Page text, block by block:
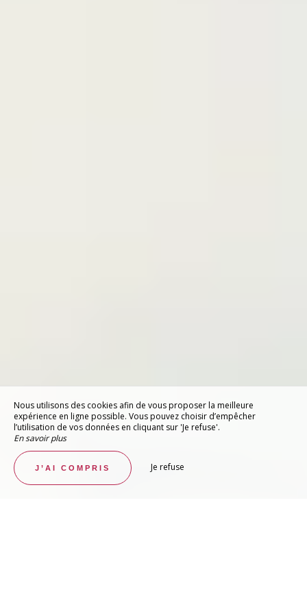
Nous utilisons des cookies afin de vous proposer la meilleure
expérience en ligne possible. Vous pouvez choisir d’empêcher
l’utilisation de vos données en cliquant sur 'Je refuse'.
En savoir plus
J’AI COMPRIS Je refuse